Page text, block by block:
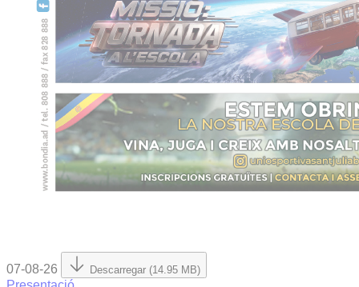
07-08-26 Descarregar (14.95 MB)